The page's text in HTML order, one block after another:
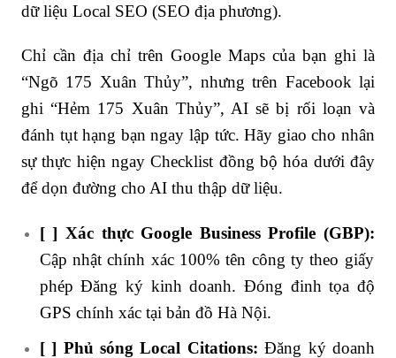
dữ liệu Local SEO (SEO địa phương).
Chỉ cần địa chỉ trên Google Maps của bạn ghi là
“Ngõ 175 Xuân Thủy”, nhưng trên Facebook lại
ghi “Hẻm 175 Xuân Thủy”, AI sẽ bị rối loạn và
đánh tụt hạng bạn ngay lập tức. Hãy giao cho nhân
sự thực hiện ngay Checklist đồng bộ hóa dưới đây
để dọn đường cho AI thu thập dữ liệu.
[ ] Xác thực Google Business Profile (GBP):
Cập nhật chính xác 100% tên công ty theo giấy
phép Đăng ký kinh doanh. Đóng đinh tọa độ
GPS chính xác tại bản đồ Hà Nội.
[ ] Phủ sóng Local Citations: Đăng ký doanh